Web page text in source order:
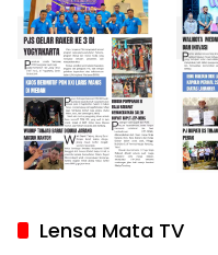
Lensa Mata TV